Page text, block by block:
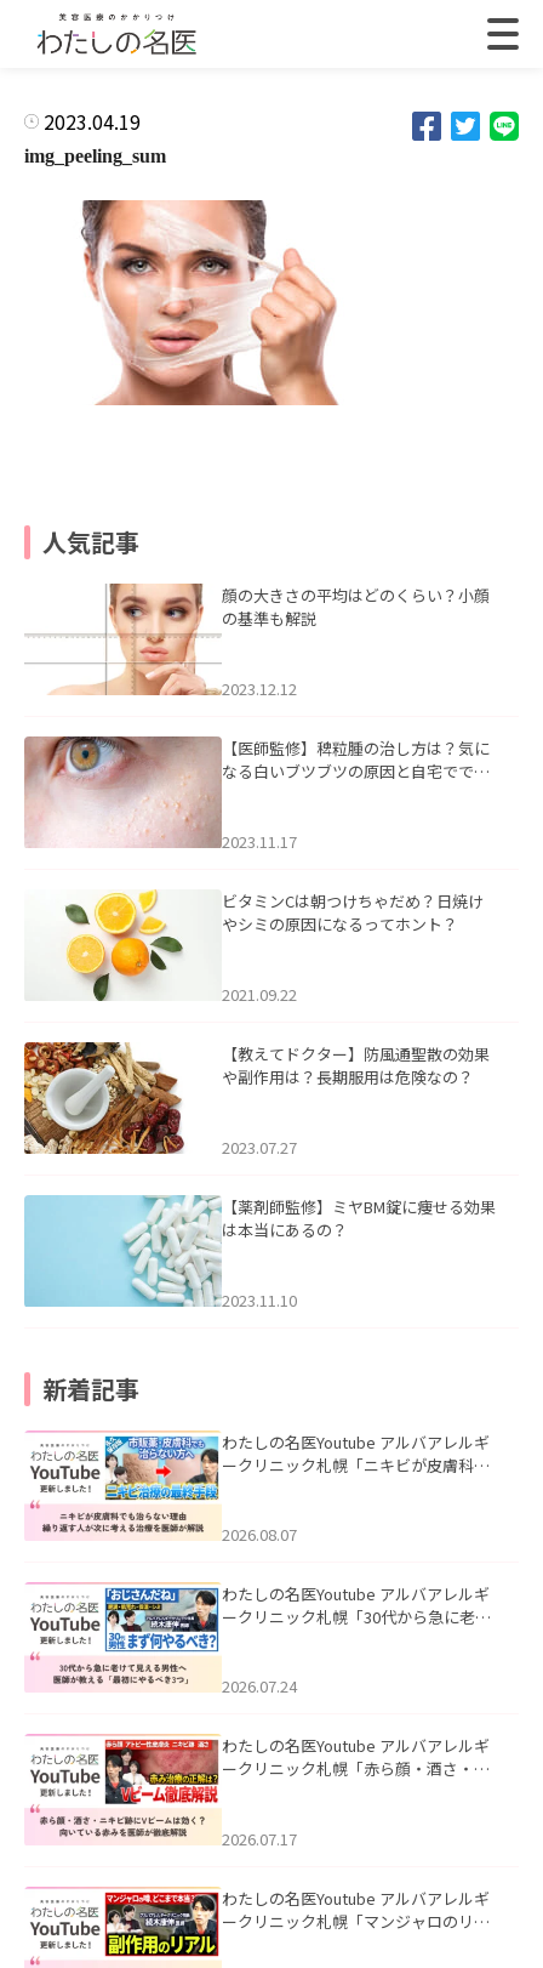
2023.04.19
img_peeling_sum
人気記事
顔の大きさの平均はどのくらい？小顔
の基準も解説
2023.12.12
【医師監修】稗粒腫の治し方は？気に
なる白いブツブツの原因と自宅ででき
2023.11.17
ビタミンCは朝つけちゃだめ？日焼け
やシミの原因になるってホント？
2021.09.22
【教えてドクター】防風通聖散の効果
や副作用は？長期服用は危険なの？
2023.07.27
【薬剤師監修】ミヤBM錠に痩せる効果
は本当にあるの？
2023.11.10
新着記事
わたしの名医Youtube アルバアレルギ
ークリニック札幌「ニキビが皮膚科で
ました。
2026.08.07
わたしの名医Youtube アルバアレルギ
ークリニック札幌「30代から急に老け
た。
2026.07.24
わたしの名医Youtube アルバアレルギ
ークリニック札幌「赤ら顔・酒さ・ニ
した。
2026.07.17
わたしの名医Youtube アルバアレルギ
ークリニック札幌「マンジャロのリア